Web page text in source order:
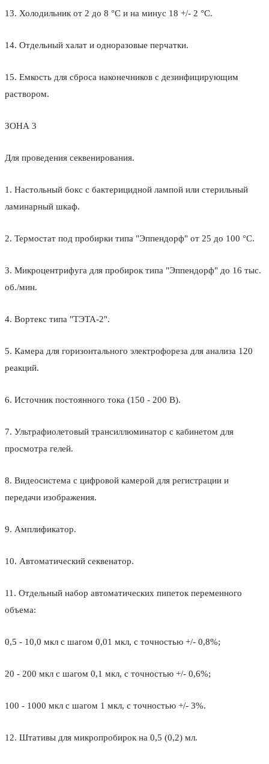
13. Холодильник от 2 до 8 °С и на минус 18 +/- 2 °С.
14. Отдельный халат и одноразовые перчатки.
15. Емкость для сброса наконечников с дезинфицирующим
раствором.
ЗОНА 3
Для проведения секвенирования.
1. Настольный бокс с бактерицидной лампой или стерильный
ламинарный шкаф.
2. Термостат под пробирки типа "Эппендорф" от 25 до 100 °С.
3. Микроцентрифуга для пробирок типа "Эппендорф" до 16 тыс.
об./мин.
4. Вортекс типа "ТЭТА-2".
5. Камера для горизонтального электрофореза для анализа 120
реакций.
6. Источник постоянного тока (150 - 200 В).
7. Ультрафиолетовый трансиллюминатор с кабинетом для
просмотра гелей.
8. Видеосистема с цифровой камерой для регистрации и
передачи изображения.
9. Амплификатор.
10. Автоматический секвенатор.
11. Отдельный набор автоматических пипеток переменного
объема:
0,5 - 10,0 мкл с шагом 0,01 мкл, с точностью +/- 0,8%;
20 - 200 мкл с шагом 0,1 мкл, с точностью +/- 0,6%;
100 - 1000 мкл с шагом 1 мкл, с точностью +/- 3%.
12. Штативы для микропробирок на 0,5 (0,2) мл.